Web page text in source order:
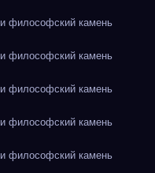
философский камень
философский камень
философский камень
философский камень
философский камень